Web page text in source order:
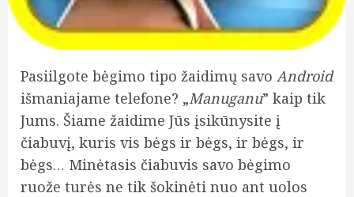
Pasiilgote bėgimo tipo žaidimų savo Android
išmaniajame telefone? „Manuganu” kaip tik
Jums. Šiame žaidime Jūs įsikūnysite į
čiabuvį, kuris vis bėgs ir bėgs, ir bėgs, ir
bėgs… Minėtasis čiabuvis savo bėgimo
ruože turės ne tik šokinėti nuo ant uolos